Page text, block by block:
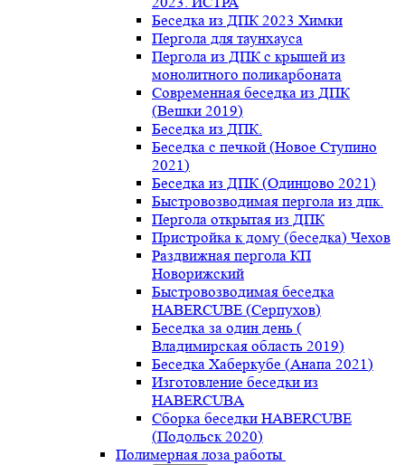
Беседка из ДПК 2023 Химки
Пергола для таунхауса
Пергола из ДПК с крышей из
монолитного поликарбоната
Современная беседка из ДПК
(Вешки 2019)
Беседка из ДПК.
Беседка с печкой (Новое Ступино
2021)
Беседка из ДПК (Одинцово 2021)
Быстровозводимая пергола из дпк.
Пергола открытая из ДПК
Пристройка к дому (беседка) Чехов
Раздвижная пергола КП
Новорижский
Быстровозводимая беседка
HABERCUBE (Серпухов)
Беседка за один день (
Владимирская область 2019)
Беседка Хаберкубе (Анапа 2021)
Изготовление беседки из
HABERCUBA
Сборка беседки HABERCUBE
(Подольск 2020)
Полимерная лоза работы